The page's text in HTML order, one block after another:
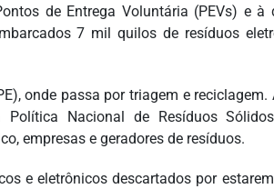
de Entrega Voluntária (PEVs) e à
7 mil quilos de resíduos
onde passa por triagem e
Nacional de Resíduos
empresas e geradores de resíduos.
e eletrônicos descartados por